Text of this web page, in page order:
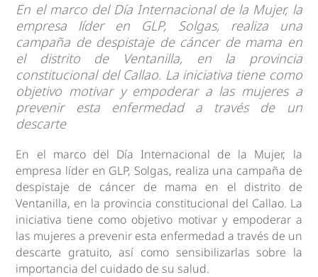
En el marco del Día Internacional de la Mujer, la
empresa líder en GLP, Solgas, realiza una
campaña de despistaje de cáncer de mama en
el distrito de Ventanilla, en la provincia
constitucional del Callao. La iniciativa tiene como
objetivo motivar y empoderar a las mujeres a
prevenir esta enfermedad a través de un
descarte
En el marco del Día Internacional de la Mujer, la
empresa líder en GLP, Solgas, realiza una campaña de
despistaje de cáncer de mama en el distrito de
Ventanilla, en la provincia constitucional del Callao. La
iniciativa tiene como objetivo motivar y empoderar a
las mujeres a prevenir esta enfermedad a través de un
descarte gratuito, así como sensibilizarlas sobre la
importancia del cuidado de su salud.